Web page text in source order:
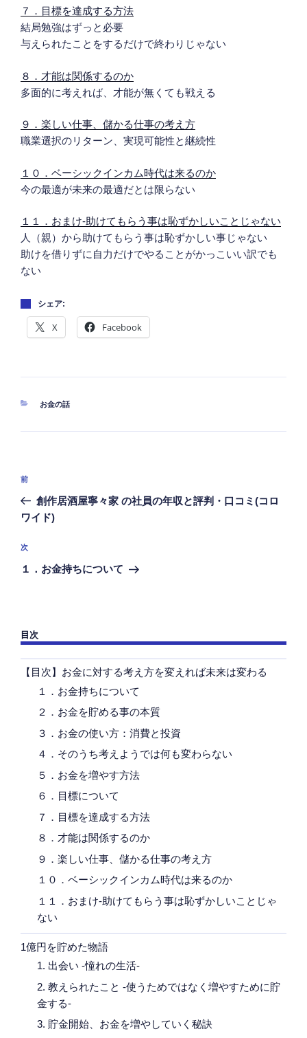
７．目標を達成する方法
結局勉強はずっと必要
与えられたことをするだけで終わりじゃない
８．才能は関係するのか
多面的に考えれば、才能が無くても戦える
９．楽しい仕事、儲かる仕事の考え方
職業選択のリターン、実現可能性と継続性
１０．ベーシックインカム時代は来るのか
今の最適が未来の最適だとは限らない
１１．おまけ-助けてもらう事は恥ずかしいことじゃない
人（親）から助けてもらう事は恥ずかしい事じゃない
助けを借りずに自力だけでやることがかっこいい訳でも
ない
シェア:
X Facebook
カ
お金の話
投
ナ
ゲ
ー
前
の
投
前
創作居酒屋寧々家 の社員の年収と評判・口コミ(コロ
ワイド)
次
の
次
１．お金持ちについて
目次
【目次】お金に対する考え方を変えれば未来は変わる
１．お金持ちについて
２．お金を貯める事の本質
３．お金の使い方：消費と投資
４．そのうち考えようでは何も変わらない
５．お金を増やす方法
６．目標について
７．目標を達成する方法
８．才能は関係するのか
９．楽しい仕事、儲かる仕事の考え方
１０．ベーシックインカム時代は来るのか
１１．おまけ-助けてもらう事は恥ずかしいことじゃ
ない
1億円を貯めた物語
1. 出会い -憧れの生活-
2. 教えられたこと -使うためではなく増やすために貯
金する-
3. 貯金開始、お金を増やしていく秘訣